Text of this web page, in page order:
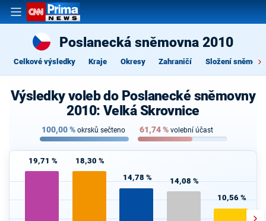
Poslanecká sněmovna 2010
Celkové výsledky Kraje Okresy Zahraničí Složení
Výsledky voleb do Poslanecké sněmovny
2010: Velká Skrovnice
100,00% okrsků sečteno 61,74% volební účast
19,71 % 18,30 %
14,78 % 14,08 %
10,56 %